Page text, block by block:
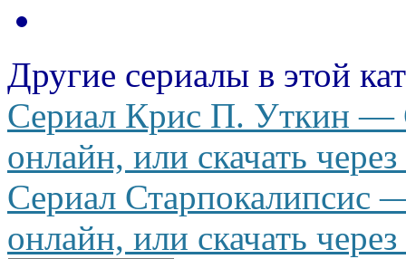
Другие сериалы в этой
Сериал Крис П. Уткин —
онлайн, или скачать
Сериал Старпокалипсис
онлайн, или скачать